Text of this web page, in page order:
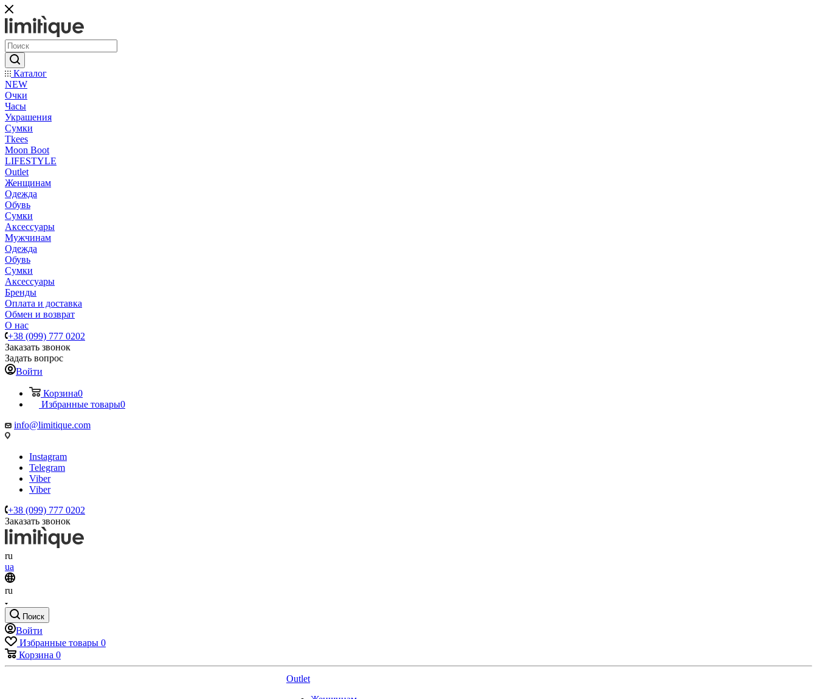
Каталог
NEW
Очки
Часы
Украшения
Сумки
Tkees
Moon Boot
LIFESTYLE
Outlet
Женщинам
Одежда
Обувь
Сумки
Аксессуары
Мужчинам
Одежда
Обувь
Сумки
Аксессуары
Бренды
Оплата и доставка
Обмен и возврат
О нас
+38 (099) 777 0202
Заказать звонок
Задать вопрос
Войти
Корзина0
Избранные товары0
info@limitique.com
Instagram
Telegram
Viber
Viber
+38 (099) 777 0202
Заказать звонок
ru
ua
ru
Поиск
Войти
Избранные товары 0
Корзина 0
Outlet